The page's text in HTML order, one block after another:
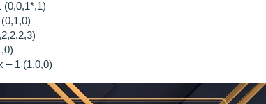
(0,0,1*,1)
– 1 (1,0,0)